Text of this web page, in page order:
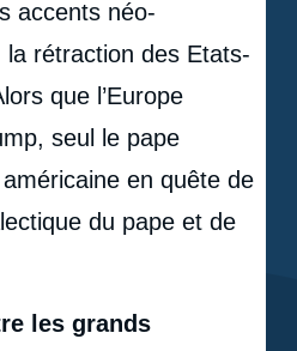
accents néo-
la rétraction des Etats-
que l’Europe
seul le pape
en quête de
du pape et de
les grands